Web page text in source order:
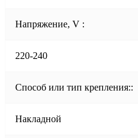
Напряжение, V :
220-240
Способ или тип крепления::
Накладной